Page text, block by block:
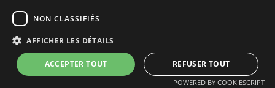
NON CLASSIFIÉS
AFFICHER LES DÉTAILS
ACCEPTER TOUT REFUSER TOUT
POWERED BY COOKIESCRIPT